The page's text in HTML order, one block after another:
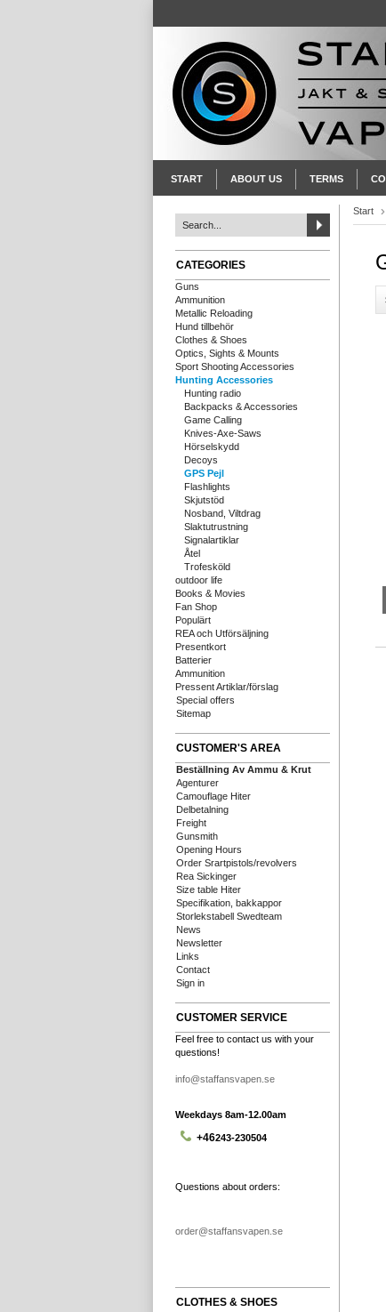
START ABOUT US TERMS
CATEGORIES
Guns
Ammunition
Metallic Reloading
Hund tillbehör
Clothes & Shoes
Optics, Sights & Mounts
Sport Shooting Accessories
Hunting Accessories
Hunting radio
Backpacks & Accessories
Game Calling
Knives-Axe-Saws
Hörselskydd
Decoys
GPS Pejl
Flashlights
Skjutstöd
Nosband, Viltdrag
Slaktutrustning
Signalartiklar
Åtel
Trofesköld
outdoor life
Books & Movies
Fan Shop
Populärt
REA och Utförsäljning
Presentkort
Batterier
Ammunition
Pressent Artiklar/förslag
Special offers
Sitemap
CUSTOMER'S AREA
Beställning Av Ammu & Krut
Agenturer
Camouflage Hiter
Delbetalning
Freight
Gunsmith
Opening Hours
Order Srartpistols/revolvers
Rea Sickinger
Size table Hiter
Specifikation, bakkappor
Storlekstabell Swedteam
News
Newsletter
Links
Contact
Sign in
CUSTOMER SERVICE
Feel free to contact us with your
questions!
info@staffansvapen.se
Weekdays 8am-12.00am
+46243-230504
Questions about orders:
order@staffansvapen.se
CLOTHES & SHOES
Start